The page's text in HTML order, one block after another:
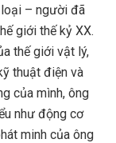
loại – người đã
giới thế kỷ XX.
thế giới vật lý,
thuật điện và
của mình, ông
như động cơ
minh của ông